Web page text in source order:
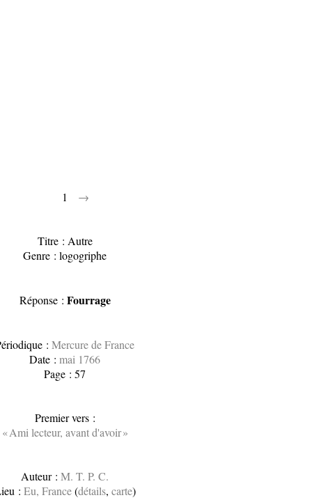
1 →
Titre : Autre
Genre : logogriphe
Réponse : Fourrage
:Mercure de France
Date :mai 1766
Page : 57
Premier vers :
« Ami lecteur, avant d'avoir »
Auteur :M. T. P. C.
: Eu, France(détails, carte)